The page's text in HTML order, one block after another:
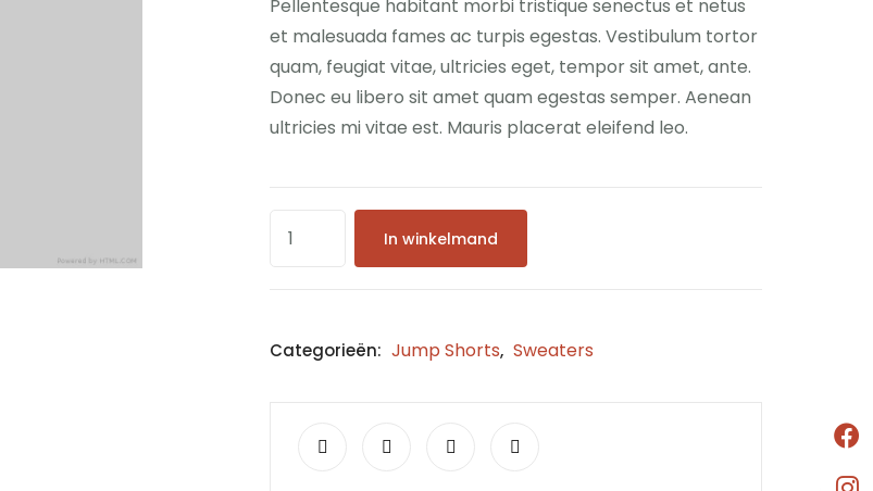
Pellentesque habitant morbi tristique senectus et netus
et malesuada fames ac turpis egestas. Vestibulum tortor
quam, feugiat vitae, ultricies eget, tempor sit amet, ante.
Donec eu libero sit amet quam egestas semper. Aenean
ultricies mi vitae est. Mauris placerat eleifend leo.
In winkelmand
Categorieën: Jump Shorts, Sweaters